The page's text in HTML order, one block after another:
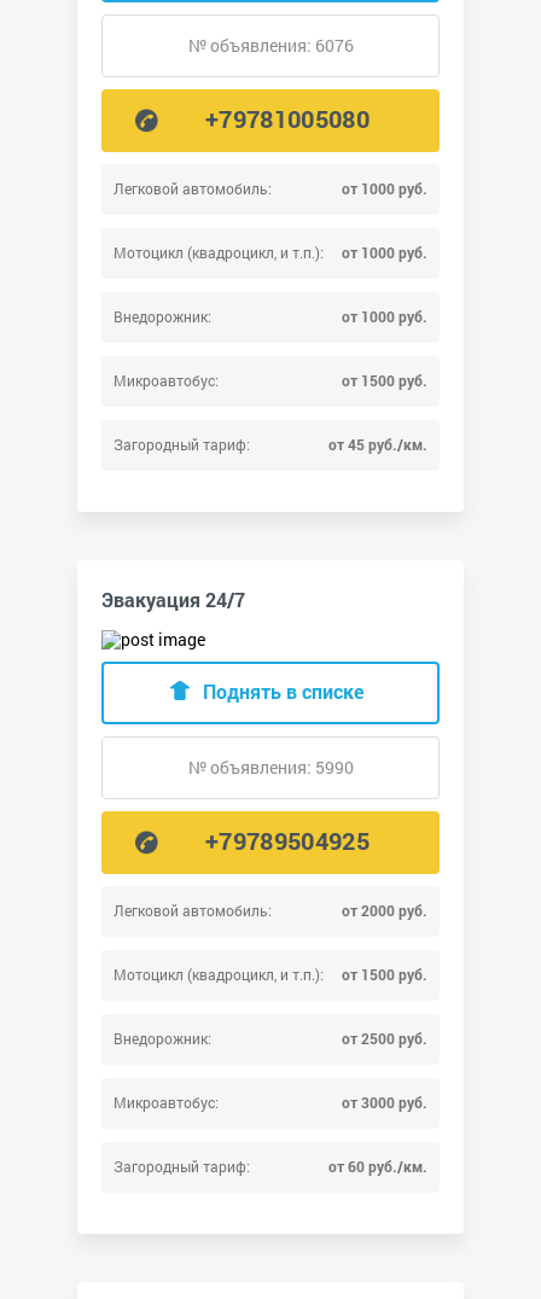
Легковой автомобиль: от 1000 руб.
Мотоцикл (квадроцикл, и т.п.): от 1000 руб.
Внедорожник: от 1000 руб.
Микроавтобус: от 1500 руб.
Загородный тариф: от 45 руб./км.
№ объявления: 6076
+79781005080
Эвакуация 24/7
Легковой автомобиль: от 2000 руб.
Мотоцикл (квадроцикл, и т.п.): от 1500 руб.
Внедорожник: от 2500 руб.
Микроавтобус: от 3000 руб.
Загородный тариф: от 60 руб./км.
Поднять в списке
№ объявления: 5990
+79789504925